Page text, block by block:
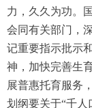
力，久久为功。
会同有关部门，
记重要指示批示
神，加快完善生
展普惠托育服务
划纲要关于“千人